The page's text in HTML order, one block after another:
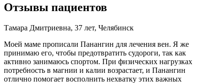
Отзывы пациентов
Тамара Дмитриевна, 37 лет, Челябинск
Моей маме прописали Панангин для лечения вен. Я же
принимаю его, чтобы предотвратить судороги, так как
активно занимаюсь спортом. При физических нагрузках
потребность в магнии и калии возрастает, и Панангин
отлично помогает восполнить нехватку этих важных